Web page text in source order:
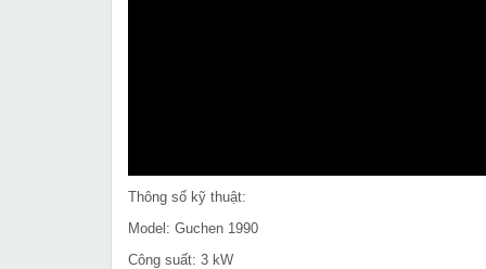
Thông số kỹ thuật:
Model: Guchen 1990
Công suất: 3 kW